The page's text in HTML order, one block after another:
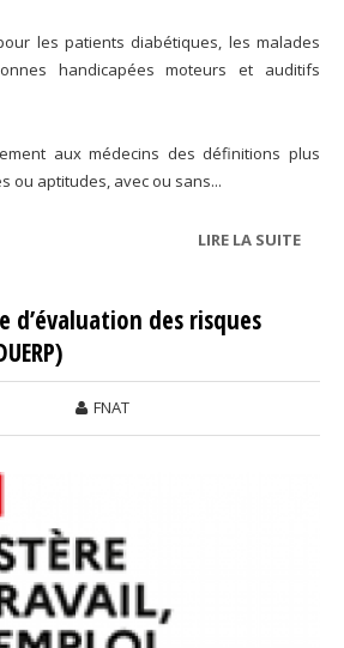
les patients diabétiques, les malades
handicapées moteurs et auditifs
aux médecins des définitions plus
ou aptitudes, avec ou sans...
LIRE LA SUITEDE
d’évaluation des risques
FNAT